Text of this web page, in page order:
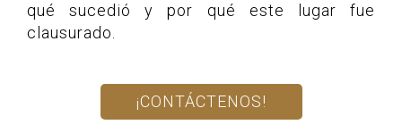
qué sucedió y por qué este lugar fue
clausurado.
¡CONTÁCTENOS!